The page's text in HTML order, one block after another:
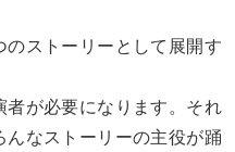
ストーリーとして展開す
者が必要になります。それ
なストーリーの主役が踊